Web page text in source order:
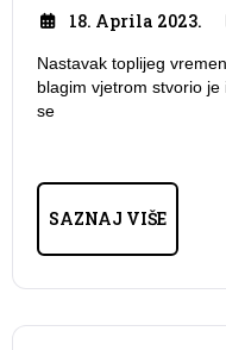
18. Aprila 2023.
Nastavak toplijeg
blagim vjetrom stvorio
se
SAZNAJ VIŠE